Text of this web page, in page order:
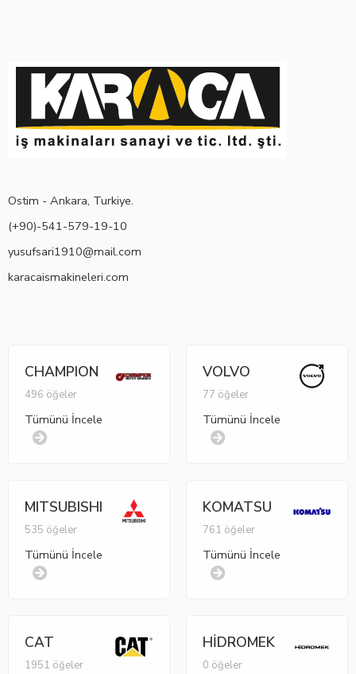
Ostim - Ankara, Turkiye.
(+90)-541-579-19-10
yusufsari1910@mail.com
karacaismakineleri.com
CHAMPION
496 öğeler
Tümünü İncele
VOLVO
77 öğeler
Tümünü İncele
MITSUBISHI
535 öğeler
Tümünü İncele
KOMATSU
761 öğeler
Tümünü İncele
CAT
1951 öğeler
HİDROMEK
0 öğeler